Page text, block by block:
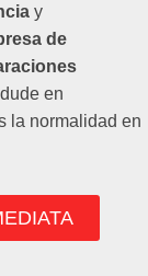
y
de
en
la normalidad en